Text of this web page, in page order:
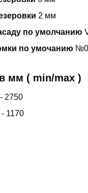
2 мм
по умолчанию
по умочанию
мм ( min/max )
2750
1170